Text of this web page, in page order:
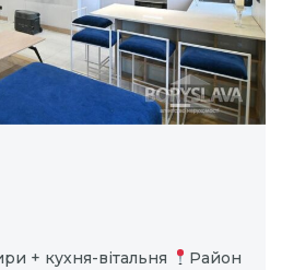
+ кухня-вітальня
Район